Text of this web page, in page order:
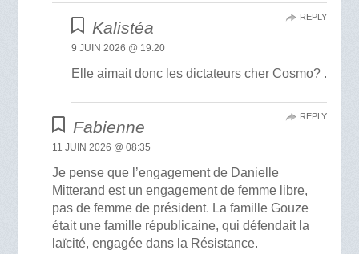
Kalistéa
9 JUIN 2026 @ 19:20
Elle aimait donc les dictateurs cher Cosmo? .
REPLY
Fabienne
11 JUIN 2026 @ 08:35
Je pense que l’engagement de Danielle
Mitterand est un engagement de femme libre,
pas de femme de président. La famille Gouze
était une famille républicaine, qui défendait la
laïcité, engagée dans la Résistance.
REPLY